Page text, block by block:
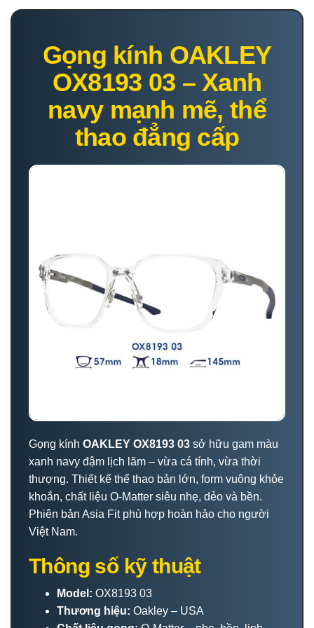
Gọng kính OAKLEY
OX8193 03 – Xanh
navy mạnh mẽ, thể
thao đẳng cấp
Gọng kính OAKLEY OX8193 03 sở hữu gam màu
xanh navy đậm lịch lãm – vừa cá tính, vừa thời
thượng. Thiết kế thể thao bản lớn, form vuông khỏe
khoắn, chất liệu O-Matter siêu nhẹ, dẻo và bền.
Phiên bản Asia Fit phù hợp hoàn hảo cho người
Việt Nam.
Thông số kỹ thuật
Model: OX8193 03
Thương hiệu: Oakley – USA